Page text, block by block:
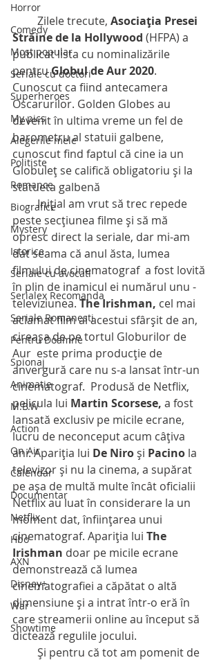
Horror
Comedy
Most popular
Seriale cu doctori
Superheroes
My pics
Alegerile mele
Politiste
Romance
Biografice
Mystery
Istorice
Seriale cu avocati
Serialex Recomanda
Seriale Romanesti
Pentru Doamne
Spionaj
Animatie
M.B.W
Action
On Air
Calendar
Documentar
Netflix
Hbo
AXN
Disney+
War
Showtime
         Zilele trecute,
Asociaţia Presei
Străine de la Hollywood (HFPA) a
publicat lista cu nominalizările
pentru Globul de Aur 2020.
Cunoscut ca fiind antecamera
Oscarurilor. Golden Globes au
devenit în ultima vreme un fel de
barometru al statuii galbene,
cunoscut find faptul că cine ia un
Globuleţ se califică obligatoriu şi la
statueta galbenă
         Iniţial am vrut să trec repede
peste secţiunea filme şi să mă
opresc direct la seriale, dar mi-am
dat seama că anul ăsta, lumea
filmului de cinematograf  a fost lovită
în plin de inamicul ei numărul unu -
televiziunea. The Irishman, cel mai
aclamat film al acestui sfârşit de an,
cireaşa de pe tortul Globurilor de
Aur  este prima producţie de
anvergură care nu s-a lansat într-un
cinematograf.  Produsă de Netflix,
pelicula lui Martin Scorsese, a fost
lansată exclusiv pe micile ecrane,
lucru de neconceput acum câţiva
ani. Apariţia lui De Niro şi Pacino la
televizor şi nu la cinema, a supărat
pe aşa de multă multe încât oficialii
Netflix au luat în considerare la un
moment dat, înfiinţarea unui
cinematograf. Apariţia lui The
Irishman doar pe micile ecrane
demonstrează că lumea
cinematografiei a căpătat o altă
dimensiune şi a intrat într-o eră în
care streamerii online au început să
dictează regulile jocului.